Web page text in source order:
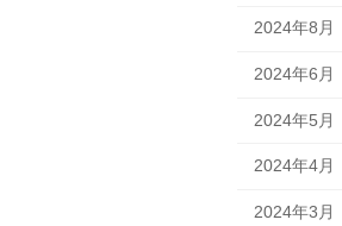
2024年8月
2024年6月
2024年5月
2024年4月
2024年3月